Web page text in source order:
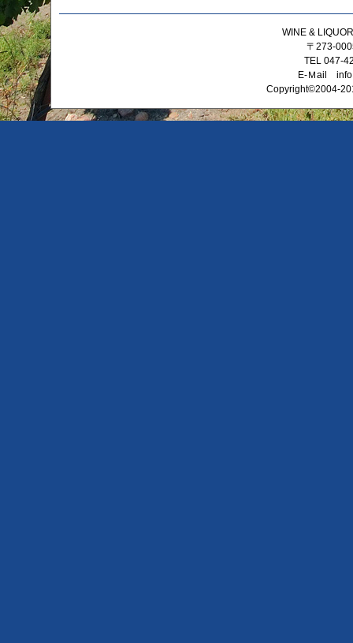
WINE &
〒273-
TEL 047-
E-Ｍail
Copyright©2004-